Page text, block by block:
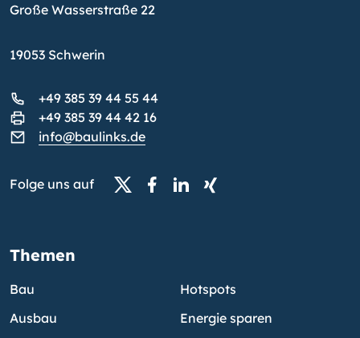
Große Wasserstraße 22
19053 Schwerin
+49 385 39 44 55 44
+49 385 39 44 42 16
info@baulinks.de
Folge uns auf
Themen
Bau
Ausbau
Hotspots
Energie sparen